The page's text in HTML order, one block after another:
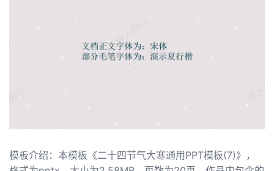
模板介绍：本模板《二十四节气大寒通用PPT模板(7)》，